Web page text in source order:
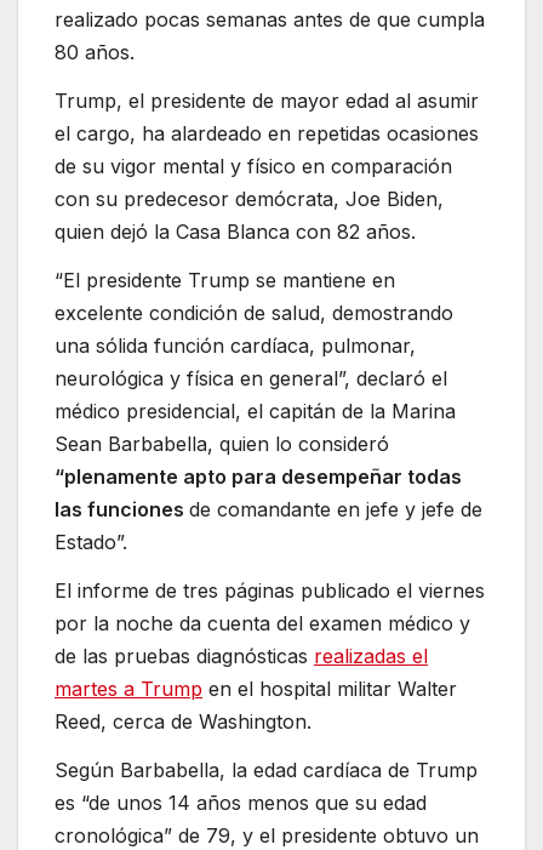
realizado pocas semanas antes de que cumpla
80 años.
Trump, el presidente de mayor edad al asumir
el cargo, ha alardeado en repetidas ocasiones
de su vigor mental y físico en comparación
con su predecesor demócrata, Joe Biden,
quien dejó la Casa Blanca con 82 años.
“El presidente Trump se mantiene en
excelente condición de salud, demostrando
una sólida función cardíaca, pulmonar,
neurológica y física en general”, declaró el
médico presidencial, el capitán de la Marina
Sean Barbabella, quien lo consideró
“plenamente apto para desempeñar todas
las funciones de comandante en jefe y jefe de
Estado”.
El informe de tres páginas publicado el viernes
por la noche da cuenta del examen médico y
de las pruebas diagnósticas realizadas el
martes a Trump en el hospital militar Walter
Reed, cerca de Washington.
Según Barbabella, la edad cardíaca de Trump
es “de unos 14 años menos que su edad
cronológica” de 79, y el presidente obtuvo un